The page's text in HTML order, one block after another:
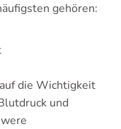
gehören:
die Wichtigkeit
und